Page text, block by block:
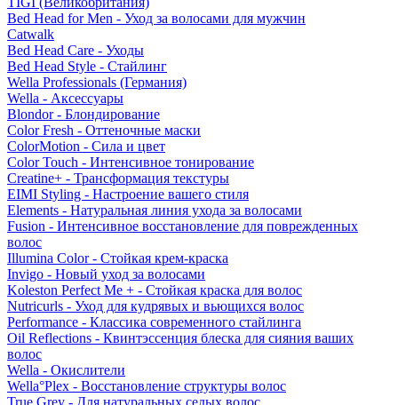
Bed Head for Men - Уход за волосами для мужчин
Catwalk
Bed Head Care - Уходы
Bed Head Style - Стайлинг
Wella Professionals (Германия)
Wella - Аксессуары
Blondor - Блондирование
Color Fresh - Оттеночные маски
ColorMotion - Сила и цвет
Color Touch - Интенсивное тонирование
Creatine+ - Трансформация текстуры
EIMI Styling - Настроение вашего стиля
Elements - Натуральная линия ухода за волосами
Fusion - Интенсивное восстановление для поврежденных
волос
Illumina Color - Стойкая крем-краска
Invigo - Новый уход за волосами
Koleston Perfect Me + - Стойкая краска для волос
Nutricurls - Уход для кудрявых и вьющихся волос
Performance - Классика современного стайлинга
Oil Reflections - Квинтэссенция блеска для сияния ваших
волос
Wella - Окислители
Wella°Plex - Восстановление структуры волос
True Grey - Для натуральных седых волос